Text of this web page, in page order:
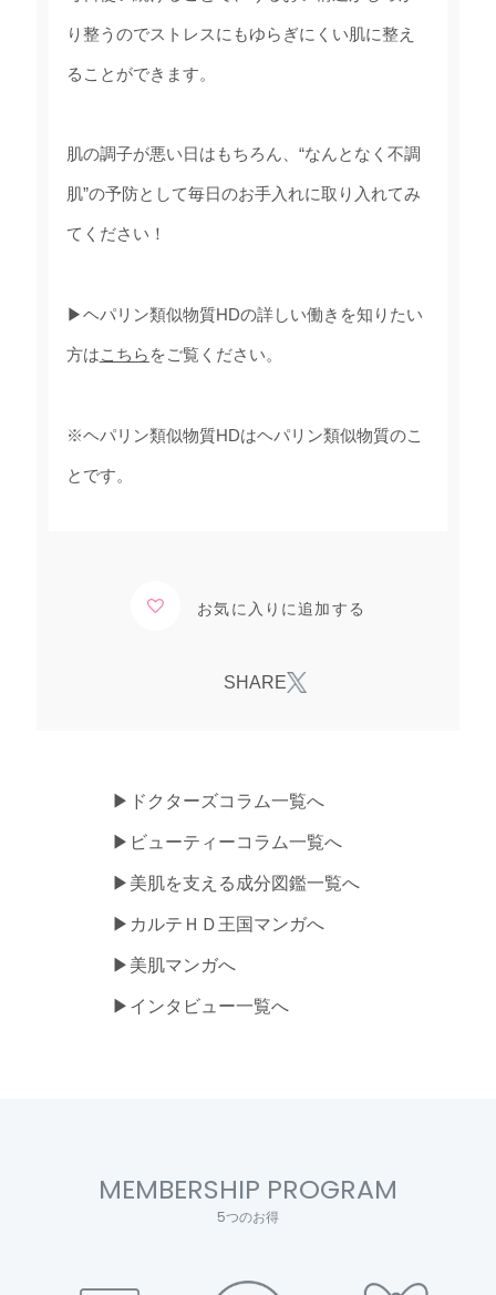
り整うのでストレスにもゆらぎにくい肌に整え
ることができます。
肌の調子が悪い日はもちろん、“なんとなく不調
肌”の予防として毎日のお手入れに取り入れてみ
てください！
▶ヘパリン類似物質HDの詳しい働きを知りたい
方はこちら をご覧ください。
※ヘパリン類似物質HDはヘパリン類似物質のこ
とです。
お気に入りに追加する
▶ドクターズコラム一覧へ
▶ビューティーコラム一覧へ
▶美肌を支える成分図鑑一覧へ
▶カルテＨＤ王国マンガへ
▶美肌マンガへ
▶インタビュー一覧へ
MEMBERSHIP PROGRAM
5つのお得